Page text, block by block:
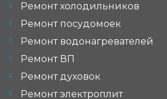
Ремонт холодильников
Ремонт посудомоек
Ремонт водонагревателей
Ремонт ВП
Ремонт духовок
Ремонт электроплит